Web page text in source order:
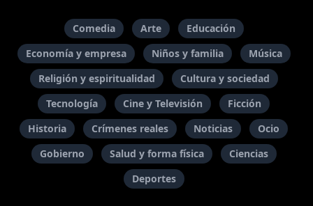
Comedia Arte
Educación
Economía y empresa
Niños y familia
Música
Religión y espiritualidad
Cultura y sociedad
Tecnología
Cine y Televisión
Ficción
Historia
Crímenes reales Noticias
Ocio
Gobierno
Salud y forma física
Ciencias
Deportes